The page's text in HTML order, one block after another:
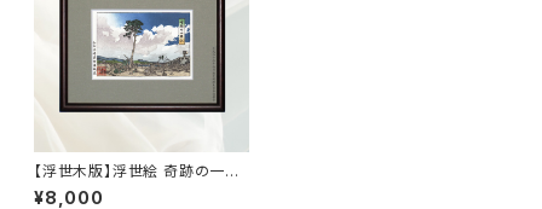
【浮世木版】浮世絵 奇跡の一本
松（小型版）27cm×22cm
¥8,000